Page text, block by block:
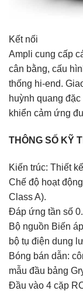
Kết nối
Ampli cung cấp
cân bằng, cấu
thống hi-end.
huỳnh quang
khiển cảm ứng
THÔNG SỐ KỸ
Kiến trúc: Thiết
Chế độ hoạt
Class A).
Đáp ứng tần số
Bộ nguồn Biến
bộ tụ điện dung
Bóng bán dẫn:
mẫu đầu bảng
Đầu vào 4 cặp